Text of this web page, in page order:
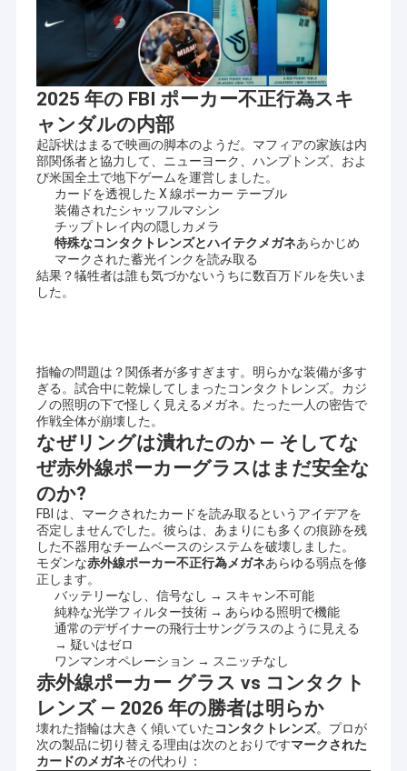
2025 年の FBI ポーカー不正行為スキ
ャンダルの内部
起訴状はまるで映画の脚本のようだ。マフィアの家族は内
部関係者と協力して、ニューヨーク、ハンプトンズ、およ
び米国全土で地下ゲームを運営しました。
カードを透視した X 線ポーカー テーブル
装備されたシャッフルマシン
チップトレイ内の隠しカメラ
特殊なコンタクトレンズとハイテクメガネあらかじめ
マークされた蓄光インクを読み取る
結果？犠牲者は誰も気づかないうちに数百万ドルを失いま
した。
指輪の問題は？関係者が多すぎます。明らかな装備が多す
ぎる。試合中に乾燥してしまったコンタクトレンズ。カジ
ノの照明の下で怪しく見えるメガネ。たった一人の密告で
作戦全体が崩壊した。
なぜリングは潰れたのか — そしてな
ぜ赤外線ポーカーグラスはまだ安全な
のか?
FBI は、マークされたカードを読み取るというアイデアを
否定しませんでした。彼らは、あまりにも多くの痕跡を残
した不器用なチームベースのシステムを破壊しました。
モダンな赤外線ポーカー不正行為メガネあらゆる弱点を修
正します。
バッテリーなし、信号なし → スキャン不可能
純粋な光学フィルター技術 → あらゆる照明で機能
通常のデザイナーの飛行士サングラスのように見える
→ 疑いはゼロ
ワンマンオペレーション → スニッチなし
赤外線ポーカー グラス vs コンタクト
レンズ — 2026 年の勝者は明らか
壊れた指輪は大きく傾いていた コンタクトレンズ。プロが
次の製品に切り替える理由は次のとおりですマークされた
カードのメガネその代わり：